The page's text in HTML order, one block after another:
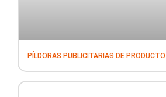
PÍLDORAS PUBLICITARIAS DE PRODUCTO